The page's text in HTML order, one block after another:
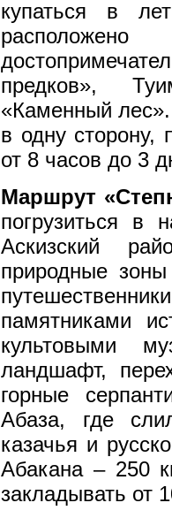
купаться в
предков»,
«Каменный
в одну сторону,
от 8 часов до 3
Маршрут
погрузиться в
Аскизский
природные
памятниками
культовыми
ландшафт,
горные
Абаза, где
казачья и
Абакана – 250
закладывать от